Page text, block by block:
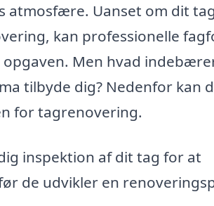
atmosfære. Uanset om dit
kan professionelle
Men hvad
tilbyde dig? Nedenfor kan
for tagrenovering.
inspektion af dit tag for at
de udvikler en